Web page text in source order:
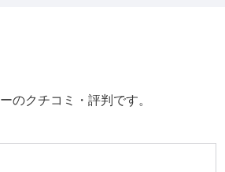
のクチコミ・評判です。